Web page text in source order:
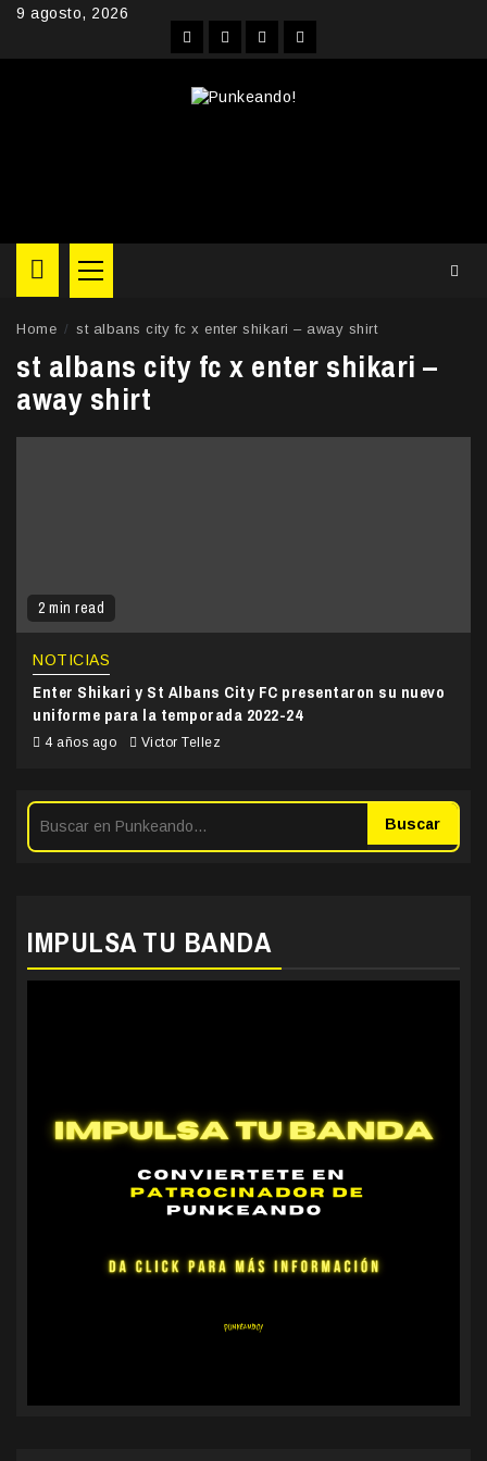
Skip9 agosto, 2026
FacebookInstagram
YouTubeTwitter
Primary
Menu
Home st albans city fc x enter shikari – away shirt
st albans city fc x enter shikari –
away shirt
2 min read
NOTICIAS
Enter Shikari y St Albans City FC presentaron su nuevo
uniforme para la temporada 2022-24
4 años ago Victor Tellez
Buscar
IMPULSA TU BANDA